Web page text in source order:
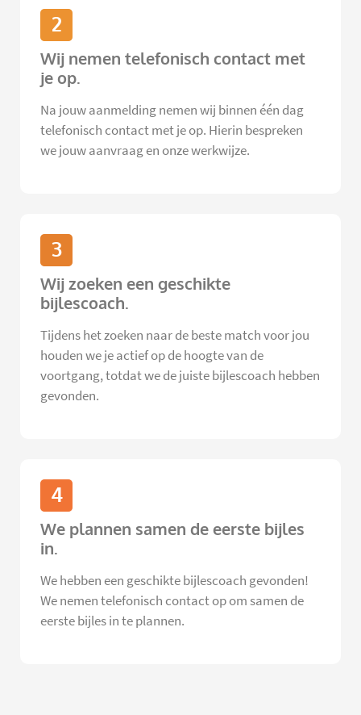
2
Wij nemen telefonisch contact met
je op.
Na jouw aanmelding nemen wij binnen één dag
telefonisch contact met je op. Hierin bespreken
we jouw aanvraag en onze werkwijze.
3
Wij zoeken een geschikte
bijlescoach.
Tijdens het zoeken naar de beste match voor jou
houden we je actief op de hoogte van de
voortgang, totdat we de juiste bijlescoach hebben
gevonden.
4
We plannen samen de eerste bijles
in.
We hebben een geschikte bijlescoach gevonden!
We nemen telefonisch contact op om samen de
eerste bijles in te plannen.